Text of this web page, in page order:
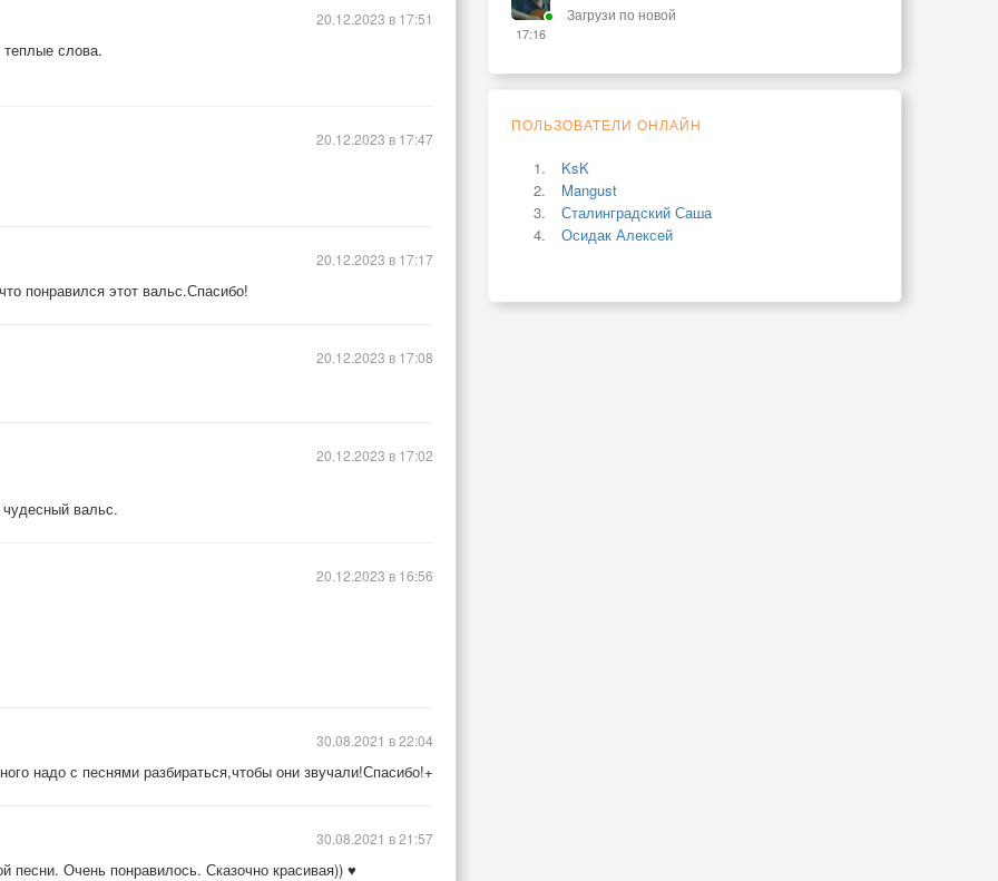
слова.
20.12.2023 в 17:51
20.12.2023 в 17:47
понравился этот вальс.Спасибо!
20.12.2023 в 17:17
20.12.2023 в 17:08
вальс.
20.12.2023 в 17:02
20.12.2023 в 16:56
надо с песнями разбираться,чтобы они звучали!Спасибо!+
30.08.2021 в 22:04
Очень понравилось. Сказочно красивая)) ♥
30.08.2021 в 21:57
17:16
Загрузи по новой
ПОЛЬЗОВАТЕЛИ ОНЛАЙН
KsK
Mangust
Сталинградский Саша
Осидак Алексей